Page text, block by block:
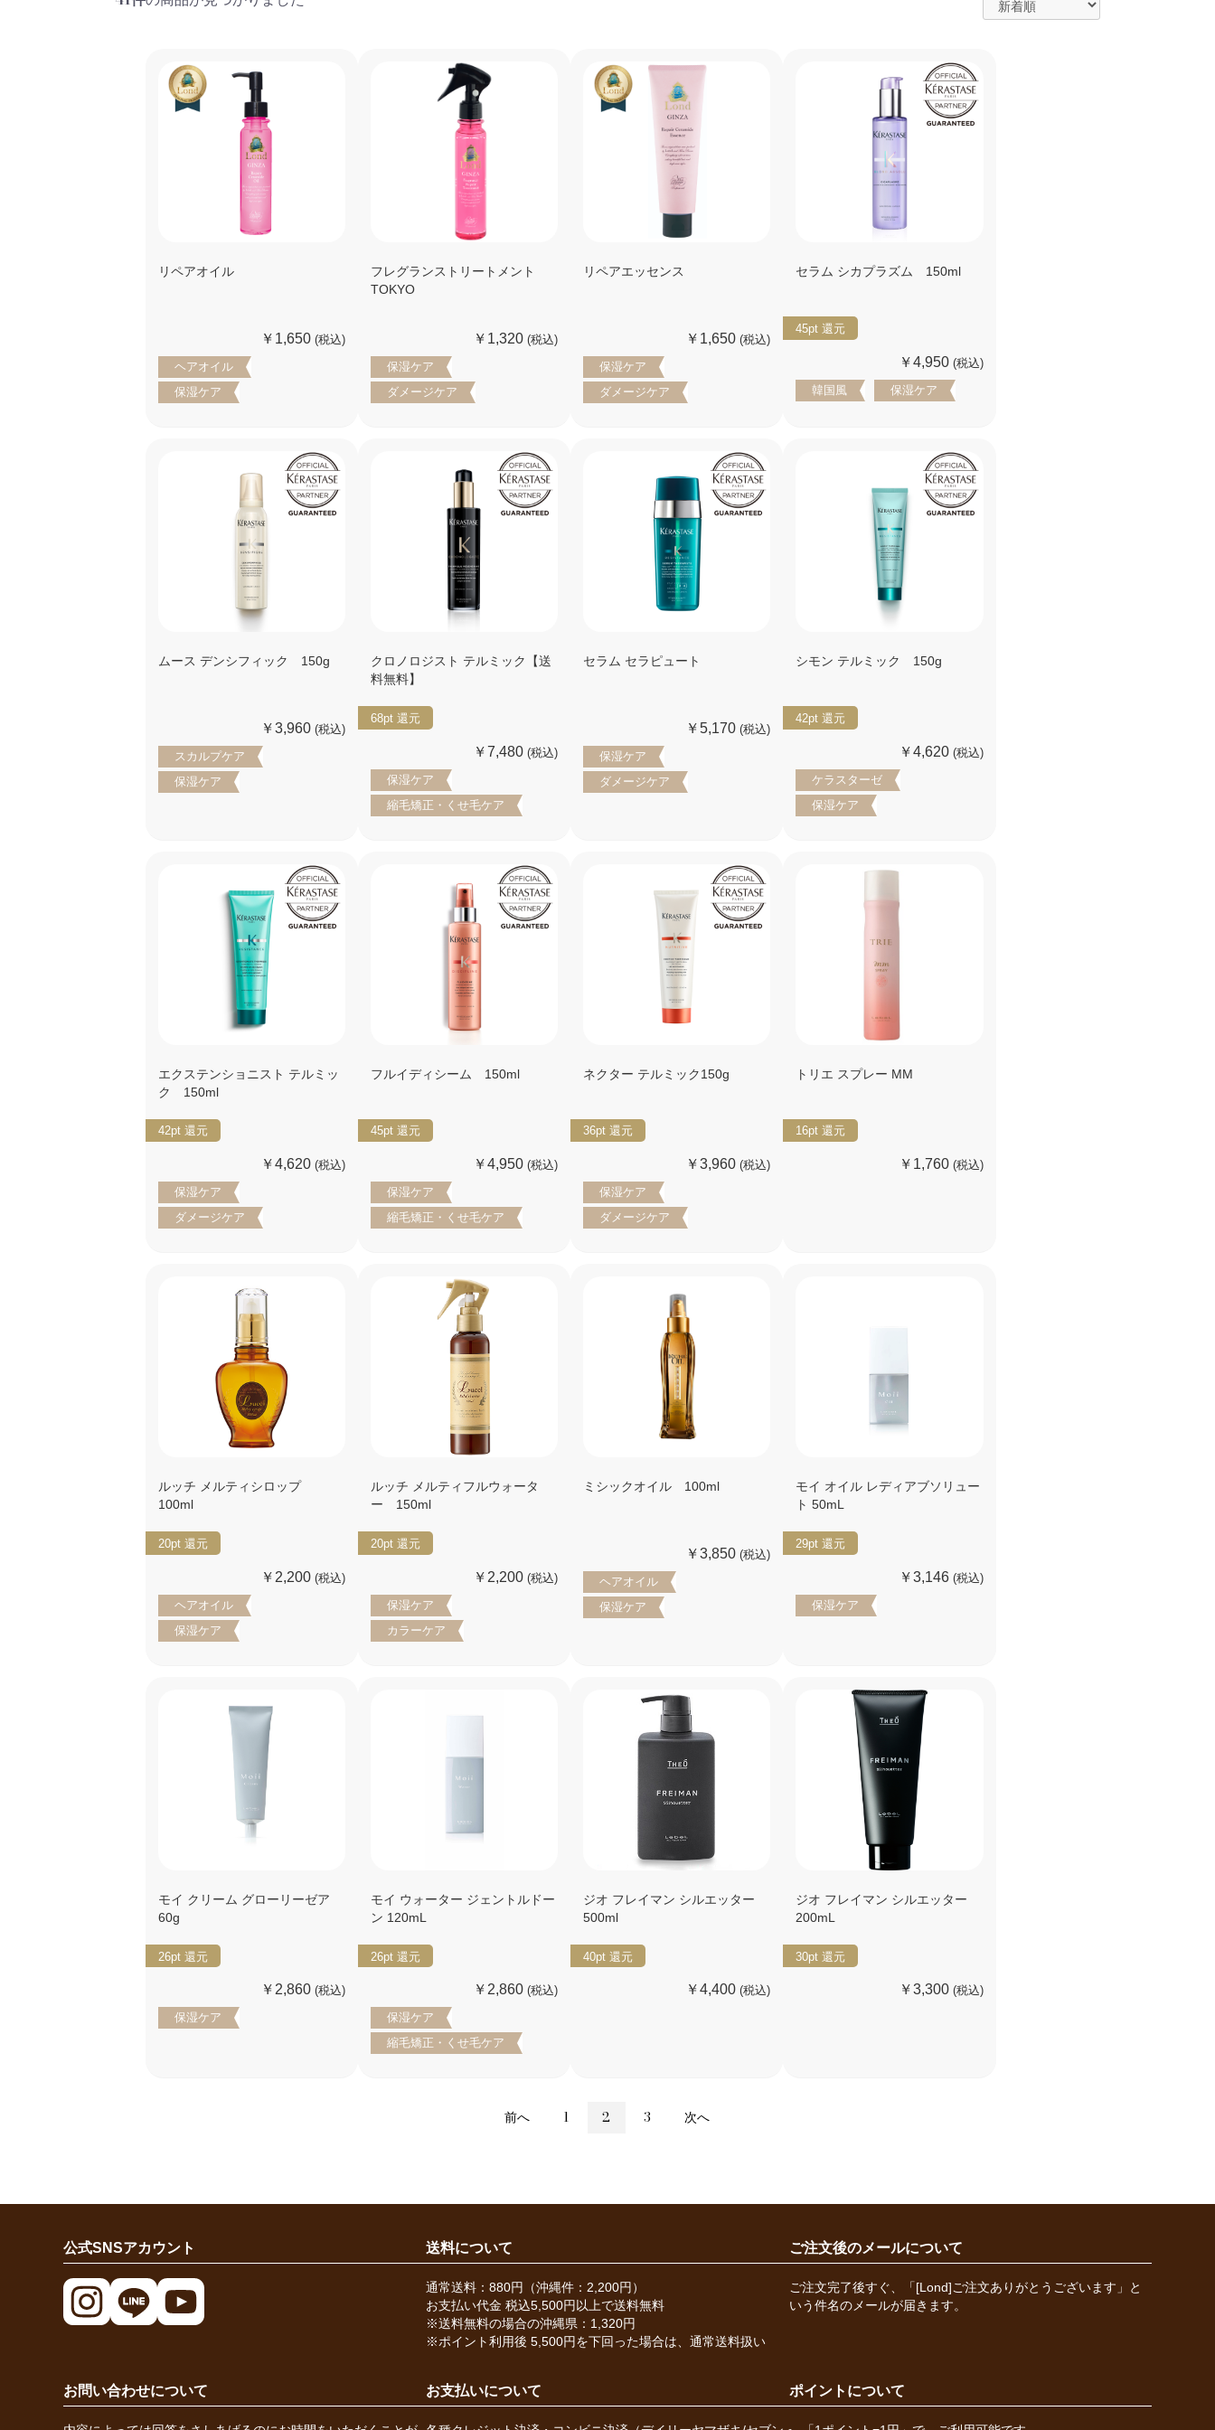
リペアオイル
￥1,650 (税込)
ヘアオイル
保湿ケア
フレグランストリートメント
TOKYO
￥1,320(税込)
保湿ケア
ダメージケア
リペアエッセンス
￥1,650(税込)
保湿ケア
ダメージケア
セラム シカプラズム 150ml
45pt 還元
￥4,950 (税込)
韓国風
保湿ケア
ムース デンシフィック 150g
￥3,960 (税込)
スカルプケア
保湿ケア
クロノロジスト テルミック【送
料無料】
68pt 還元
￥7,480(税込)
保湿ケア
縮毛矯正・くせ毛ケア
セラム セラピュート
￥5,170(税込)
保湿ケア
ダメージケア
シモン テルミック 150g
42pt 還元
￥4,620 (税込)
ケラスターゼ
保湿ケア
エクステンショニスト テルミッ
ク 150ml
42pt 還元
￥4,620 (税込)
保湿ケア
ダメージケア
フルイディシーム 150ml
45pt 還元
￥4,950(税込)
保湿ケア
縮毛矯正・くせ毛ケア
ネクター テルミック150g
36pt 還元
￥3,960(税込)
保湿ケア
ダメージケア
トリエ スプレー MM
16pt 還元
￥1,760 (税込)
ルッチ メルティシロップ
100ml
20pt 還元
￥2,200 (税込)
ヘアオイル
保湿ケア
ルッチ メルティフルウォータ
ー 150ml
20pt 還元
￥2,200(税込)
保湿ケア
カラーケア
ミシックオイル 100ml
￥3,850(税込)
ヘアオイル
保湿ケア
モイ オイル レディアブソリュー
ト 50mL
29pt 還元
￥3,146 (税込)
保湿ケア
モイ クリーム グローリーゼア
60g
26pt 還元
￥2,860 (税込)
保湿ケア
モイ ウォーター ジェントルドー
ン 120mL
26pt 還元
￥2,860(税込)
保湿ケア
縮毛矯正・くせ毛ケア
ジオ フレイマン シルエッター
500ml
40pt 還元
￥4,400(税込)
ジオ フレイマン シルエッター
200mL
30pt 還元
￥3,300 (税込)
前へ 1 2 3 次へ
公式SNSアカウント 送料について
通常送料：880円（沖縄件：2,200円）
お支払い代金 税込5,500円以上で送料無料
※送料無料の場合の沖縄県：1,320円
※ポイント利用後 5,500円を下回った場合は、通常送料扱い
ご注文後のメールについて
ご注文完了後すぐ、「[Lond]ご注文ありがとうございます」と
いう件名のメールが届きます。
お問い合わせについて お支払いについて ポイントについて